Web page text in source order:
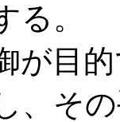
る。
目
、そ